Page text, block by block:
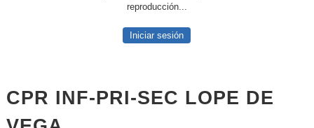
reproducción...
Iniciar sesión
CPR INF-PRI-SEC LOPE DE